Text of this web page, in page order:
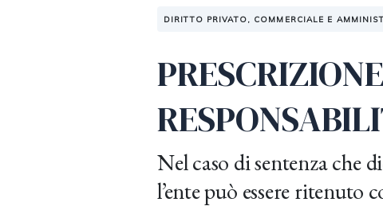
DIRITTO PRIVATO, COMMERCIALE E
Nel caso di sentenza che
l’ente può essere ritenuto